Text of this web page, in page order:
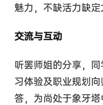
魅力，不缺活力缺定
交流与互动
听罢师姐的分享，
习体验及职业规划
答，为尚处于象牙塔